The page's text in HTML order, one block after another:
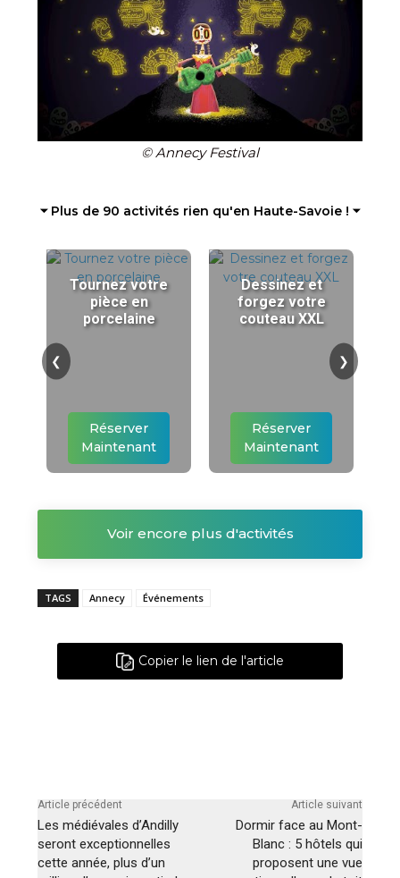
© Annecy Festival
⏷ Plus de 90 activités rien qu'en Haute-Savoie ! ⏷
Tournez votre
pièce en
porcelaine
Réserver
Maintenant
Dessinez et
forgez votre
couteau XXL
Réserver
Maintenant
❮ ❯
Voir encore plus d'activités
TAGS Annecy Événements
Copier le lien de l'article
Article précédent
Les médiévales d’Andilly
seront exceptionnelles
cette année, plus d’un
Article suivant
Dormir face au Mont-
Blanc : 5 hôtels qui
proposent une vue